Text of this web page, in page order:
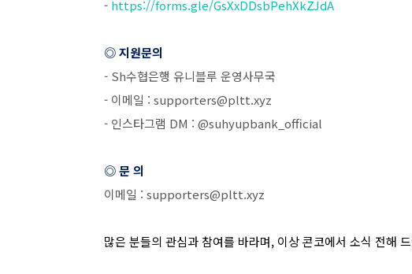
- https://forms.gle/GsXxDDsbPehXkZJdA
◎ 지원문의
- Sh수협은행 유니블루 운영사무국
- 이메일 : supporters@pltt.xyz
- 인스타그램 DM : @suhyupbank_official
◎ 문 의
이메일 : supporters@pltt.xyz
많은 분들의 관심과 참여를 바라며, 이상 콘코에서 소식 전해